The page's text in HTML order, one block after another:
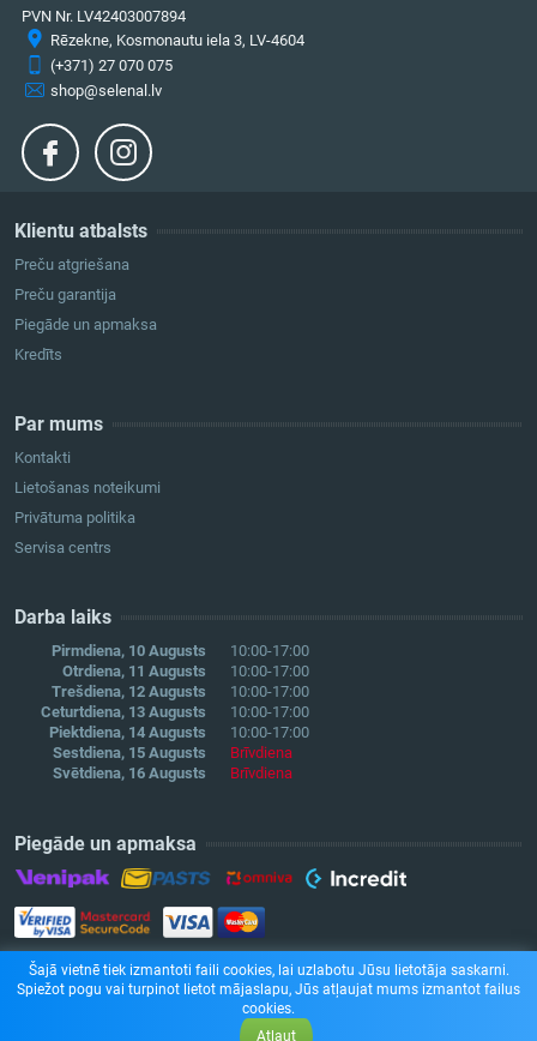
Klientu atbalsts
Preču atgriešana
Preču garantija
Piegāde un apmaksa
Kredīts
Par mums
Kontakti
Lietošanas noteikumi
Privātuma politika
Servisa centrs
Darba laiks
Pirmdiena, 10 Augusts
10:00-17:00
Otrdiena, 11 Augusts
10:00-17:00
Trešdiena, 12 Augusts
10:00-17:00
Ceturtdiena, 13 Augusts
10:00-17:00
Piektdiena, 14 Augusts
10:00-17:00
Sestdiena, 15 Augusts
Brīvdiena
Svētdiena, 16 Augusts
Brīvdiena
Piegāde un apmaksa
PVN Nr. LV42403007894
Rēzekne, Kosmonautu iela 3, LV-4604
(+371) 27 070 075
shop@selenal.lv
Šajā vietnē tiek izmantoti faili cookies, lai uzlabotu Jūsu lietotāja saskarni.
Spiežot pogu vai turpinot lietot mājaslapu, Jūs atļaujat mums izmantot failus
cookies.
Atļaut